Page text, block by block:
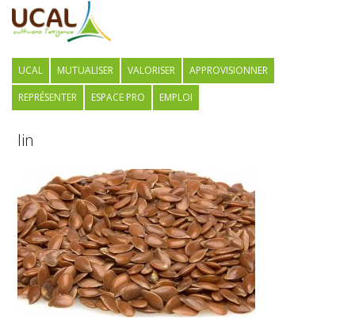
UCAL MUTUALISER VALORISER
APPROVISIONNER
REPRÉSENTER
ESPACE PRO EMPLOI
lin